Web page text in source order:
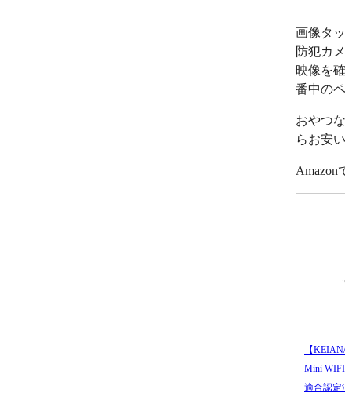
画像タ
防犯カ
映像を
番中の
おやつ
らお安
Amazon
【
Mini WIFI
適合認定